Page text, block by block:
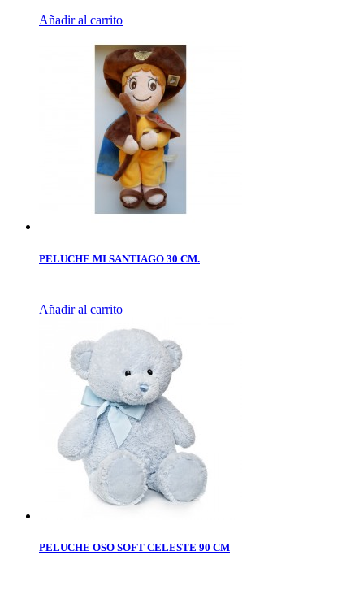
Añadir al carrito
PELUCHE MI SANTIAGO 30 CM.
Añadir al carrito
PELUCHE OSO SOFT CELESTE 90 CM